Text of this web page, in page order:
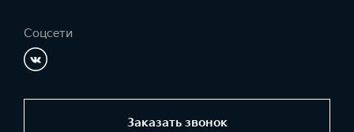
Соцсети
Заказать звонок